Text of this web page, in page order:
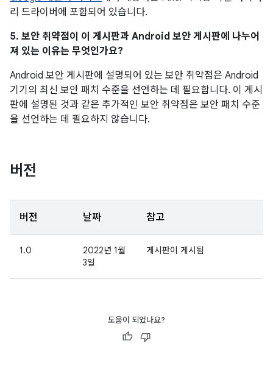
리 드라이버에 포함되어 있습니다.
5. 보안 취약점이 이 게시판과 Android 보안 게시판에 나누어
져 있는 이유는 무엇인가요?
Android 보안 게시판에 설명되어 있는 보안 취약점은 Android
기기의 최신 보안 패치 수준을 선언하는 데 필요합니다. 이 게시
판에 설명된 것과 같은 추가적인 보안 취약점은 보안 패치 수준
을 선언하는 데 필요하지 않습니다.
버전
버전 날짜 참고
1.0
2022년 1월
3일
게시판이 게시됨
도움이 되었나요?